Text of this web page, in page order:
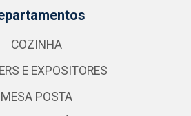
COZINHA
E EXPOSITORES
MESA POSTA